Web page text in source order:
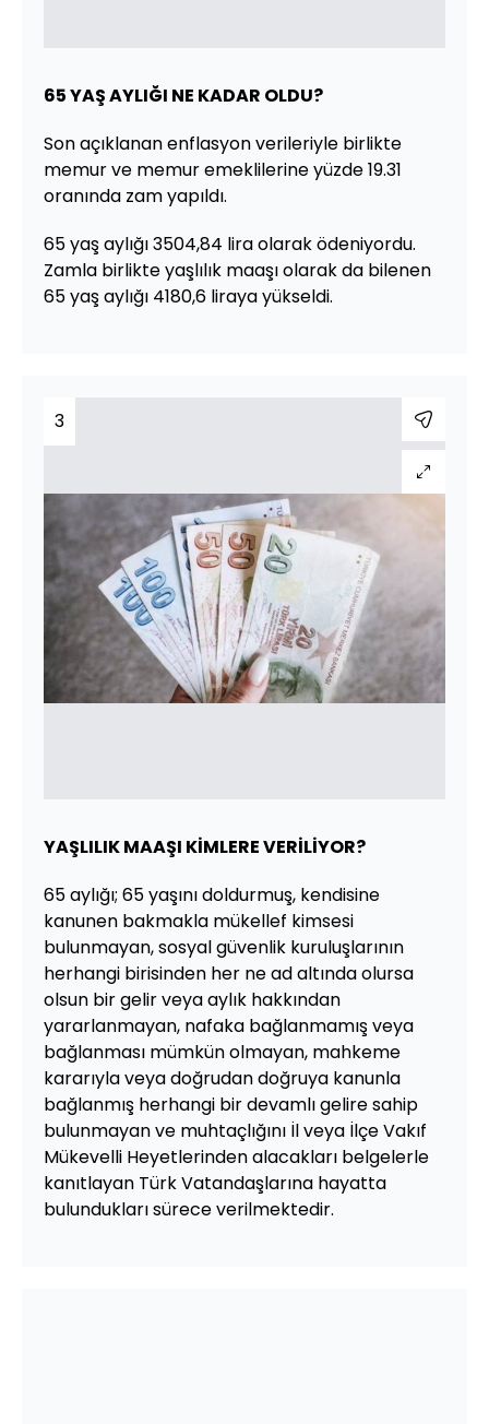
65 YAŞ AYLIĞI NE KADAR OLDU?
Son açıklanan enflasyon verileriyle birlikte
memur ve memur emeklilerine yüzde 19.31
oranında zam yapıldı.
65 yaş aylığı 3504,84 lira olarak ödeniyordu.
Zamla birlikte yaşlılık maaşı olarak da bilenen
65 yaş aylığı 4180,6 liraya yükseldi.
3
YAŞLILIK MAAŞI KİMLERE VERİLİYOR?
65 aylığı; 65 yaşını doldurmuş, kendisine
kanunen bakmakla mükellef kimsesi
bulunmayan, sosyal güvenlik kuruluşlarının
herhangi birisinden her ne ad altında olursa
olsun bir gelir veya aylık hakkından
yararlanmayan, nafaka bağlanmamış veya
bağlanması mümkün olmayan, mahkeme
kararıyla veya doğrudan doğruya kanunla
bağlanmış herhangi bir devamlı gelire sahip
bulunmayan ve muhtaçlığını İl veya İlçe Vakıf
Mükevelli Heyetlerinden alacakları belgelerle
kanıtlayan Türk Vatandaşlarına hayatta
bulundukları sürece verilmektedir.